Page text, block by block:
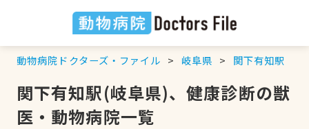
動物病院ドクターズ・ファイル 岐阜県 関下有知駅
関下有知駅(岐阜県)、健康診断の獣
医・動物病院一覧